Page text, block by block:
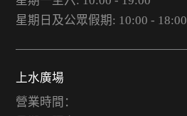
星期日及公眾假期: 10:00 - 18:00
上水廣場
營業時間：